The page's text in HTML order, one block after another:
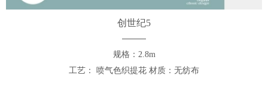
创世纪5
规格：2.8m
工艺： 喷气色织提花 材质：无纺布